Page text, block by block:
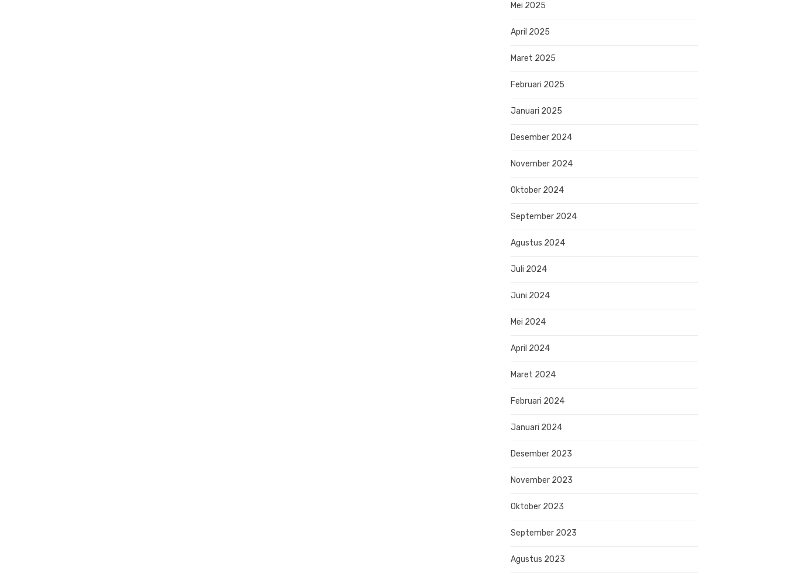
Mei 2025
April 2025
Maret 2025
Februari 2025
Januari 2025
Desember 2024
November 2024
Oktober 2024
September 2024
Agustus 2024
Juli 2024
Juni 2024
Mei 2024
April 2024
Maret 2024
Februari 2024
Januari 2024
Desember 2023
November 2023
Oktober 2023
September 2023
Agustus 2023